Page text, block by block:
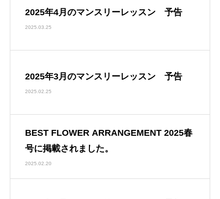
2025年4月のマンスリーレッスン 予告
2025.03.25
2025年3月のマンスリーレッスン 予告
2025.02.25
BEST FLOWER ARRANGEMENT 2025春
号に掲載されました。
2025.02.20